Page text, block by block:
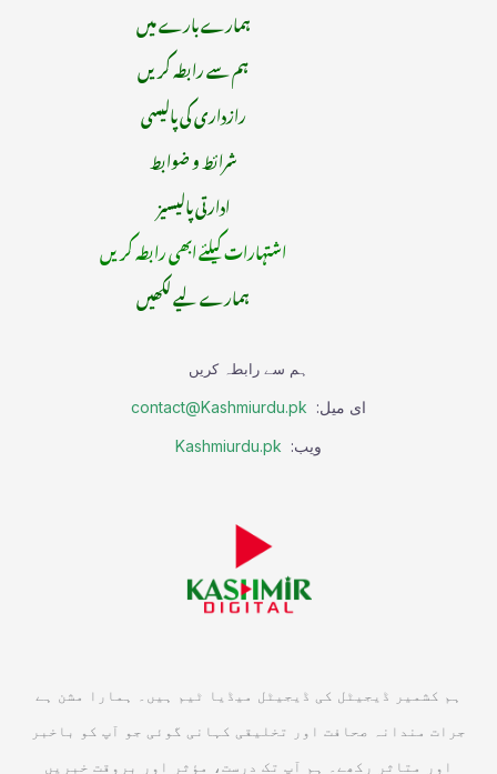
ہمارے بارے میں
ہم سے رابطہ کریں
رازداری کی پالیسی
شرائط و ضوابط
ادارتی پالیسیز
اشتہارات کیلئے ابھی رابطہ کریں
ہمارے لیے لکھیں
ہم سے رابطہ کریں
ای میل: contact@Kashmiurdu.pk
ویب: Kashmiurdu.pk
ہم کشمیر ڈیجیٹل کی ڈیجیٹل میڈیا ٹیم ہیں۔ ہمارا مشن ہے
جرات مندانہ صحافت اور تخلیقی کہانی گوئی جو آپ کو باخبر
اور متاثر رکھے۔ ہم آپ تک درست، مؤثر اور بروقت خبریں